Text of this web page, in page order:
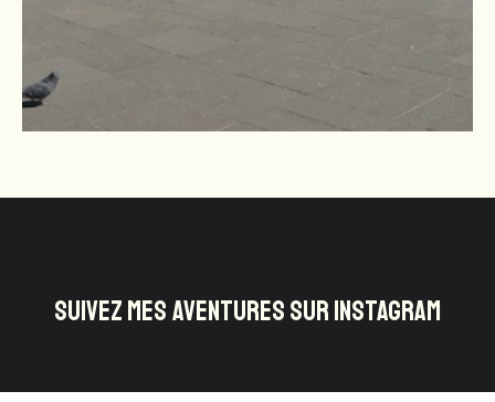
SUIVEZ MES AVENTURES SUR INSTAGRAM